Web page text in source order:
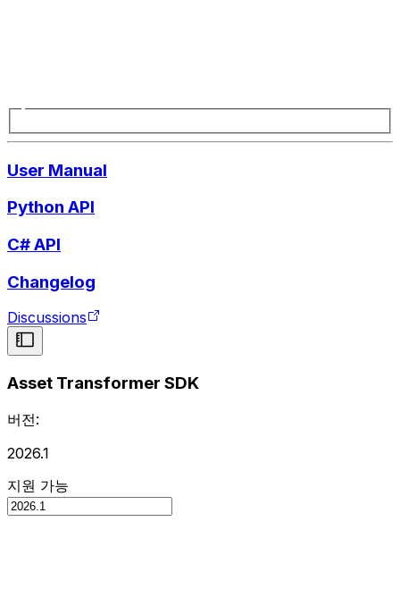
User Manual
Python API
C# API
Changelog
Discussions
Asset Transformer SDK
버전:
2026.1
지원 가능